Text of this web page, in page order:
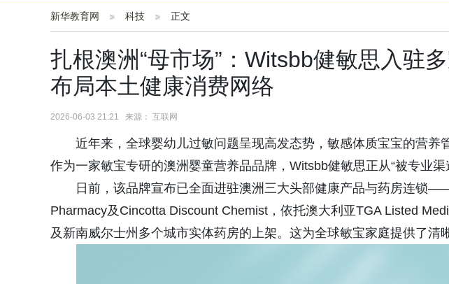
新华教育网 科技 正文
扎根澳洲“母市场”：Witsbb健敏思入驻
布局本土健康消费网络
2026-06-03 21:21 来源： 互联网
近年来，全球婴幼儿过敏问题呈现高发态势，敏感体质宝宝的营养
作为一家敏宝专研的澳洲婴童营养品品牌，Witsbb健敏思正从“被专业渠
日前，该品牌宣布已全面进驻澳洲三大头部健康产品与药房连锁
Pharmacy及Cincotta Discount Chemist，依托澳大利亚TGA Listed
及新南威尔士州多个城市实体药房的上架。这为全球敏宝家庭提供了清